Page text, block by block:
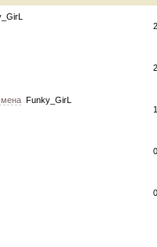
2
2
Funky_GirL
1
0
0